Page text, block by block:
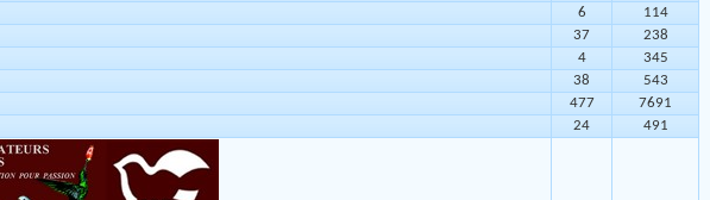
6
114
37
238
4
345
38
543
477
7691
24 491